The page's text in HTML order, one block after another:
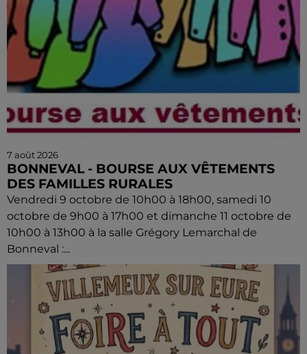
7 août 2026
BONNEVAL - BOURSE AUX VÊTEMENTS
DES FAMILLES RURALES
Vendredi 9 octobre de 10h00 à 18h00, samedi 10
octobre de 9h00 à 17h00 et dimanche 11 octobre de
10h00 à 13h00 à la salle Grégory Lemarchal de
Bonneval :...